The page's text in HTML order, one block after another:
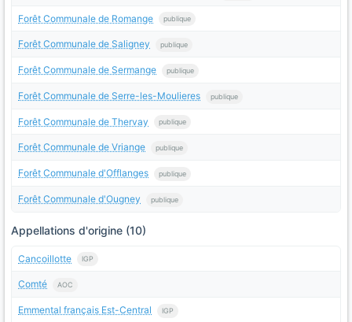
Forêt Communale de Romange publique
Forêt Communale de Saligney publique
Forêt Communale de Sermange publique
Forêt Communale de Serre-les-Moulieres publique
Forêt Communale de Thervay publique
Forêt Communale de Vriange publique
Forêt Communale d'Offlanges publique
Forêt Communale d'Ougney publique
Appellations d'origine (10)
Cancoillotte IGP
Comté AOC
Emmental français Est-Central IGP